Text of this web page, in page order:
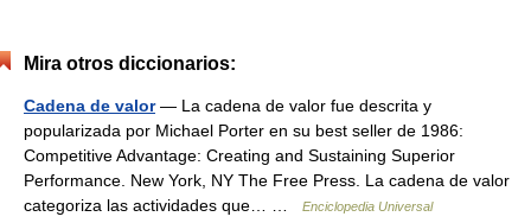
Mira otros diccionarios:
Cadena de valor— La cadena de valor fue descrita y
popularizada por Michael Porter en su best seller de 1986:
Competitive Advantage: Creating and Sustaining Superior
Performance. New York, NY The Free Press. La cadena de valor
categoriza las actividades que… …
Enciclopedia Universal